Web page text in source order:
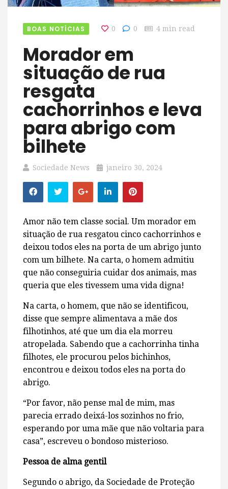
BOAS NOTÍCIAS 0 0 4 min read
Morador em
situação de rua
resgata
cachorrinhos e leva
para abrigo com
bilhete
Sociedade News janeiro 30, 2024
Amor não tem classe social. Um morador em
situação de rua resgatou cinco cachorrinhos e
deixou todos eles na porta de um abrigo junto
com um bilhete. Na carta, o homem admitiu
que não conseguiria cuidar dos animais, mas
queria que eles tivessem uma vida digna!
Na carta, o homem, que não se identificou,
disse que sempre alimentava a mãe dos
filhotinhos, até que um dia ela morreu
atropelada. Sabendo que a cachorrinha tinha
filhotes, ele procurou pelos bichinhos,
encontrou e deixou todos eles na porta do
abrigo.
“Por favor, não pense mal de mim, mas
parecia errado deixá-los sozinhos no frio,
esperando por uma mãe que não voltaria para
casa”, escreveu o bondoso misterioso.
Pessoa de alma gentil
Segundo o abrigo, da Sociedade de Proteção